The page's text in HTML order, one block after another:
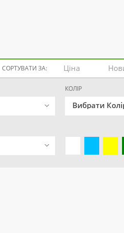
СОРТУВАТИ ЗА: Ціна
КОЛІР
Вибрати